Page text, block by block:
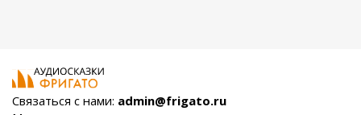
Связаться с нами: admin@frigato.ru